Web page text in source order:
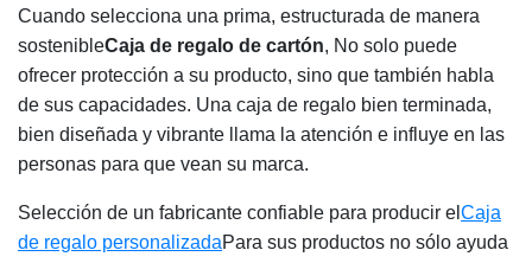
Cuando selecciona una prima, estructurada de manera
sostenibleCaja de regalo de cartón, No solo puede
ofrecer protección a su producto, sino que también habla
de sus capacidades. Una caja de regalo bien terminada,
bien diseñada y vibrante llama la atención e influye en las
personas para que vean su marca.
Selección de un fabricante confiable para producir el Caja
de regalo personalizadaPara sus productos no sólo ayuda